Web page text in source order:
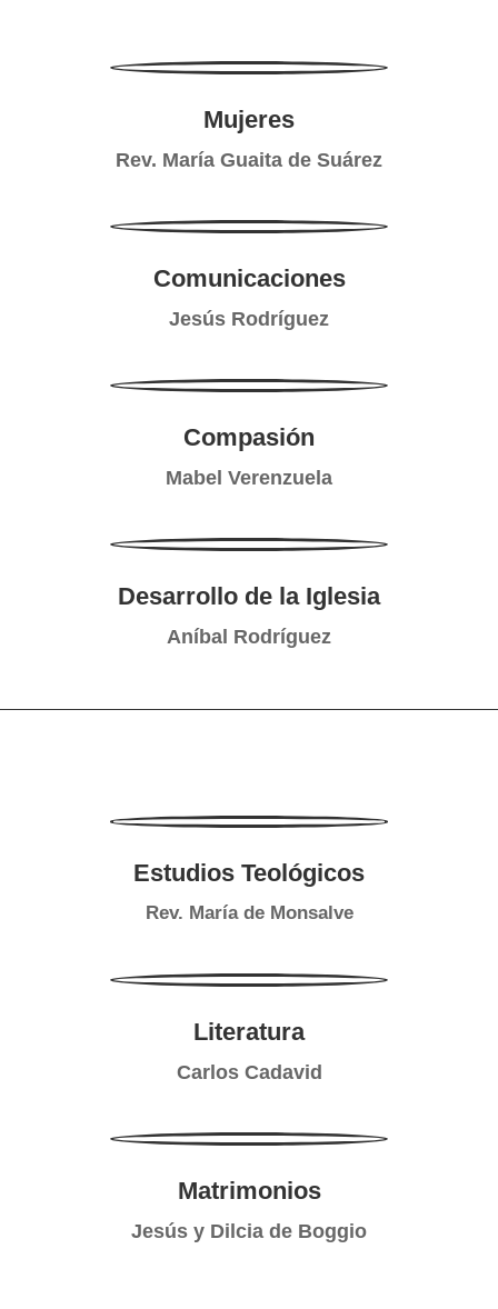
Mujeres
Rev. María Guaita de Suárez
Comunicaciones
Jesús Rodríguez
Compasión
Mabel Verenzuela
Desarrollo de la Iglesia
Aníbal Rodríguez
Estudios Teológicos
Rev. María de Monsalve
Literatura
Carlos Cadavid
Matrimonios
Jesús y Dilcia de Boggio